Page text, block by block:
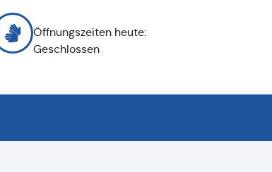
Öffnungszeiten heute:
Geschlossen